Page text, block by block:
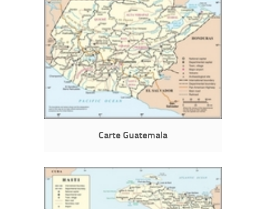
Carte Guatemala